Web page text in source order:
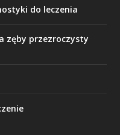
do leczenia
zęby przezroczysty